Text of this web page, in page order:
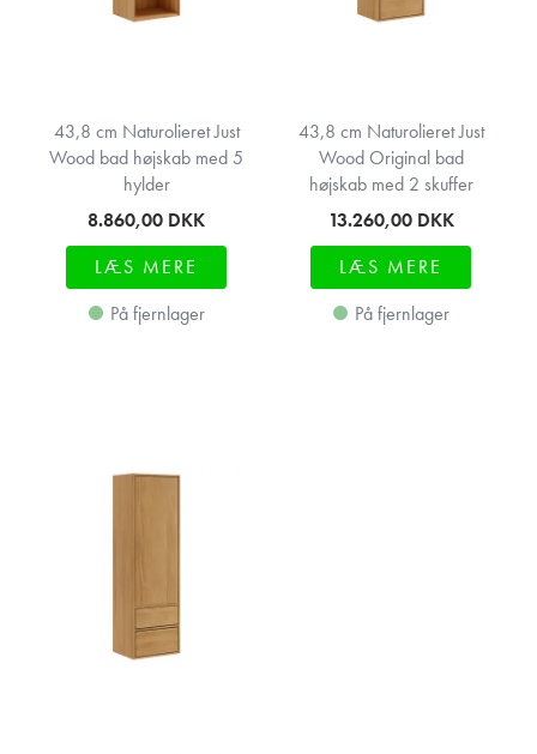
43,8 cm Naturolieret Just
Wood bad højskab med 5
hylder
8.860,00 DKK
LÆS MERE
På fjernlager
43,8 cm Naturolieret Just
Wood Original bad
højskab med 2 skuffer
13.260,00 DKK
LÆS MERE
På fjernlager